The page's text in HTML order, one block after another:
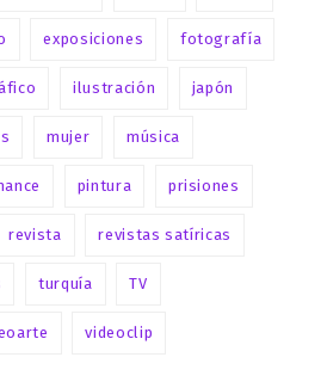
exposiciones fotografía
ilustración japón
mujer música
pintura prisiones
revista revistas satíricas
turquía TV
videoclip